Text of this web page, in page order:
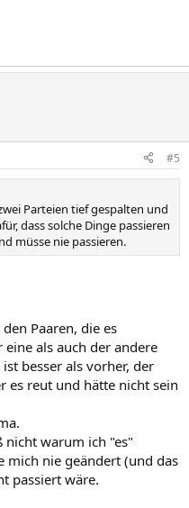
#5
Parteien tief gespalten und
dass solche Dinge passieren
müsse nie passieren.
Paaren, die es
als auch der andere
besser als vorher, der
es reut und hätte nicht sein
nicht warum ich "es"
mich nie geändert (und das
passiert wäre.